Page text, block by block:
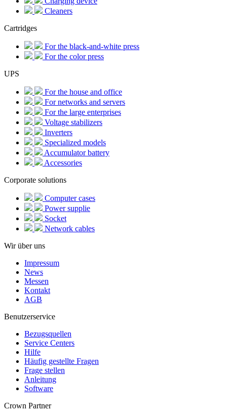
Cleaners
Cartridges
For the black-and-white press
For the color press
UPS
For the house and office
For networks and servers
For the large enterprises
Voltage stabilizers
Inverters
Specialized models
Accumulator battery
Accessories
Corporate solutions
Computer cases
Power supplie
Socket
Network cables
Wir über uns
Impressum
News
Messen
Kontakt
AGB
Benutzerservice
Bezugsquellen
Service Centers
Hilfe
Häufig gestellte Fragen
Frage stellen
Anleitung
Software
Crown Partner